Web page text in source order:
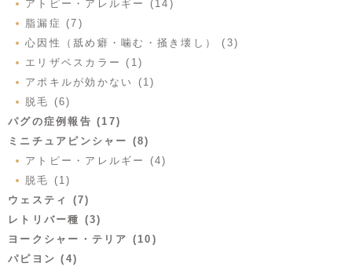
アトピー・アレルギー (14)
脂漏症 (7)
心因性（舐め癖・噛む・掻き壊し） (3)
エリザベスカラー (1)
アポキルが効かない (1)
脱毛 (6)
パグの症例報告 (17)
ミニチュアピンシャー (8)
アトピー・アレルギー (4)
脱毛 (1)
ウェスティ (7)
レトリバー種 (3)
ヨークシャー・テリア (10)
パピヨン (4)